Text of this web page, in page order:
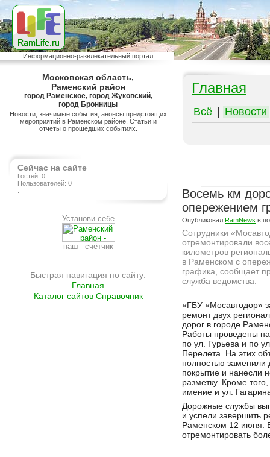
Информационно-развлекательный портал
Московская область,
Раменский район
город Раменское, город Жуковский,
город Бронницы
Новости, значимые события, анонсы предстоящих
мероприятий в Раменском районе. Статьи и
отчеты о прошедших событиях.
Сейчас на сайте
Гостей: 0
Пользователей: 0
Установи себе
наш счётчик
Быстрая навигация по сайту:
Главная
Каталог сайтов Справочник
Главная
Всё Новости
Восемь км
опережением
Опубликовал RamNews в
Сотрудники
отремонтировали
километров
в Раменском с
графика, сообщает
служба ведомства.
«ГБУ «Мосавтодор»
ремонт двух
дорог в городе
Работы проведены на
по ул. Гурьева и по
Перелета. На этих
полностью заменили
покрытие и нанесли
разметку. Кроме
имение и ул.
Дорожные службы
и успели завершить
Раменском 12 июня.
отремонтировать